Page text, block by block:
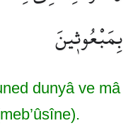
بِمَبْعُوث۪ينَ
dunyâ ve mâ